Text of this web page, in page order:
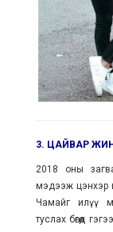
3. ЦАЙВАР
2018 оны
мэдээж цэнхэр
Чамайг илүү
туслах бөгөөд